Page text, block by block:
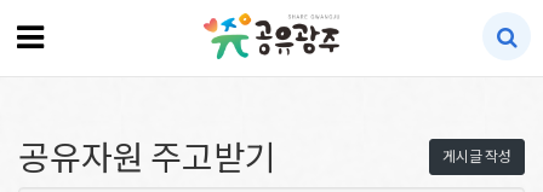
게시글 작성
공유자원 주고받기